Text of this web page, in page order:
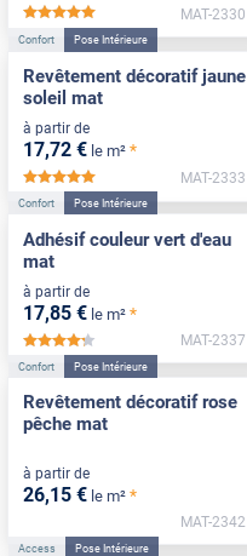
*****
MAT-2330
Confort Pose Intérieure
Revêtement décoratif jaune
soleil mat
à partir de
17,72 € le m² *
*****
MAT-2333
Confort Pose Intérieure
Adhésif couleur vert d'eau
mat
à partir de
17,85 € le m² *
*****
MAT-2337
Confort Pose Intérieure
Revêtement décoratif rose
pêche mat
à partir de
26,15 € le m² *
MAT-2342
Access Pose Intérieure